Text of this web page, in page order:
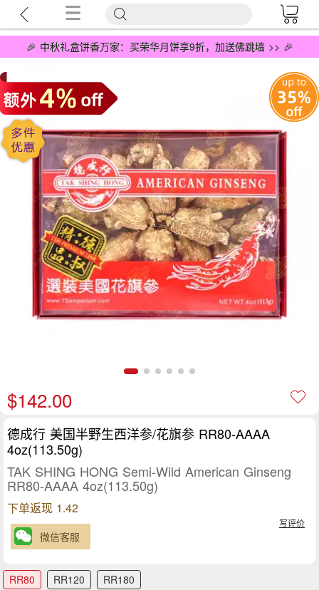
🎉 中秋礼盒饼香万家：买荣华月饼享9折，加送佛跳墙 >> 🎉
$142.00
德成行 美国半野生西洋参/花旗参 RR80-AAAA
4oz(113.50g)
TAK SHING HONG Semi-Wild American Ginseng
RR80-AAAA 4oz(113.50g)
下单返现 1.42
写评价
微信客服
RR80 RR120 RR180